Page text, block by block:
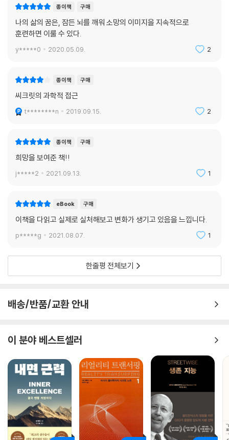
종이책 구매
나의 삶의 꿈은, 잠든 뇌를 깨워 소망의 이미지을 지속적으로
훈련하면 이룰 수 있다.
y*****0 2020.05.09. 2
종이책 구매
씨크릿의 과학적 접근
t********n 2019.09.15. 2
종이책 구매
희망을 보여준 책!!
j*****2 2021.09.13. 1
eBook 구매
이책을 다읽고 실제로 실처해보고 변화가 생기고 있음을 느낍니다.
p*****g 2021.08.07. 1
한줄평 전체보기
배송/반품/교환 안내
이 분야 베스트셀러